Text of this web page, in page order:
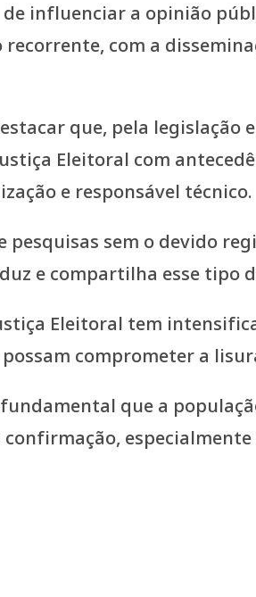
influenciar a opinião
com a
que, pela
Eleitoral com
e responsável técnico.
pesquisas sem o devido
e compartilha esse tipo
Eleitoral tem
comprometer a
que a
confirmação,